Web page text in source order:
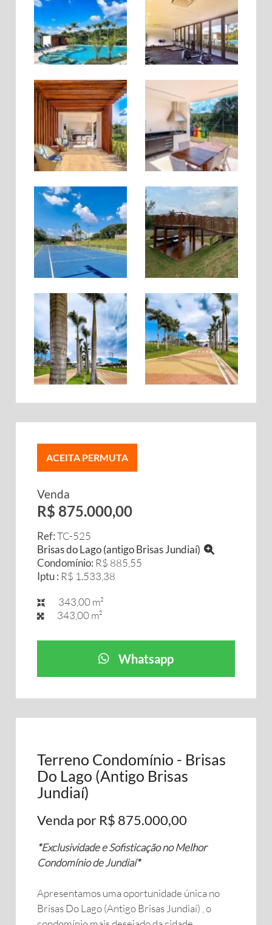
ACEITA PERMUTA
Venda
R$ 875.000,00
Ref:TC-525
Brisas do Lago (antigo Brisas Jundiaí)
Condomínio: R$ 885,55
Iptu : R$ 1.533,38
343,00 m²
343,00 m²
Whatsapp
Terreno Condomínio - Brisas
Do Lago (Antigo Brisas
Jundiaí)
Venda por R$ 875.000,00
*Exclusividade e Sofisticação no Melhor
Condomínio de Jundiaí*
Apresentamos uma oportunidade única no
Brisas Do Lago (Antigo Brisas Jundiaí) , o